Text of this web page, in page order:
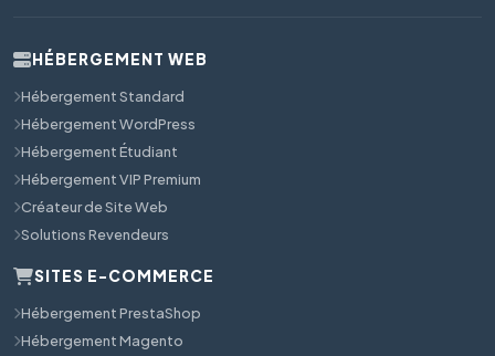
HÉBERGEMENT WEB
Hébergement Standard
Hébergement WordPress
Hébergement Étudiant
Hébergement VIP Premium
Créateur de Site Web
Solutions Revendeurs
SITES E-COMMERCE
Hébergement PrestaShop
Hébergement Magento